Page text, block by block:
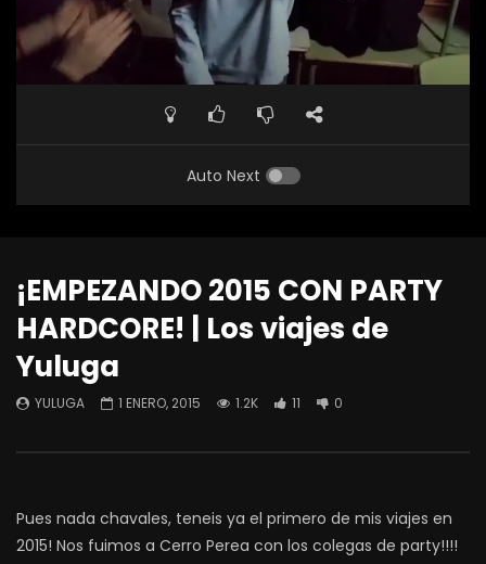
Auto Next
¡EMPEZANDO 2015 CON PARTY
HARDCORE! | Los viajes de
Yuluga
YULUGA 1 ENERO, 2015 1.2K 11 0
Pues nada chavales, teneis ya el primero de mis viajes en
2015! Nos fuimos a Cerro Perea con los colegas de party!!!!